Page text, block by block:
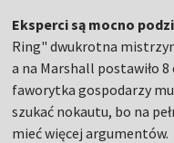
Eksperci są mocno
Ring" dwukrotna
a na Marshall postawiło
faworytka gospodarzy
szukać nokautu, bo na
mieć więcej argumentów.